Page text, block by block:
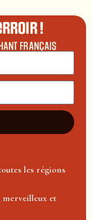
!
FRANÇAIS
les régions
et